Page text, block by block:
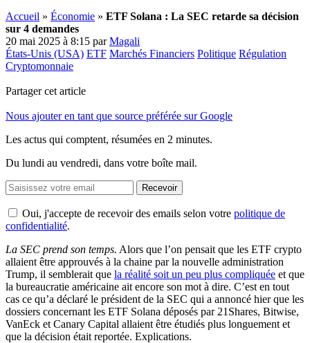
Accueil » Économie » ETF Solana : La SEC retarde sa décision
sur 4 demandes
20 mai 2025 à 8:15 parMagali
États-Unis (USA) ETF Marchés Financiers Politique Régulation
Cryptomonnaie
Partager cet article
Nous ajouter en tant que source préférée sur Google
Les actus qui comptent, résumées en 2 minutes.
Du lundi au vendredi, dans votre boîte mail.
Recevoir
Oui, j'accepte de recevoir des emails selon votre politique de
confidentialité.
La SEC prend son temps. Alors que l’on pensait que les ETF crypto
allaient être approuvés à la chaine par la nouvelle administration
Trump, il semblerait que la réalité soit un peu plus compliquée et que
la bureaucratie américaine ait encore son mot à dire. C’est en tout
cas ce qu’a déclaré le président de la SEC qui a annoncé hier que les
dossiers concernant les ETF Solana déposés par 21Shares, Bitwise,
VanEck et Canary Capital allaient être étudiés plus longuement et
que la décision était reportée. Explications.